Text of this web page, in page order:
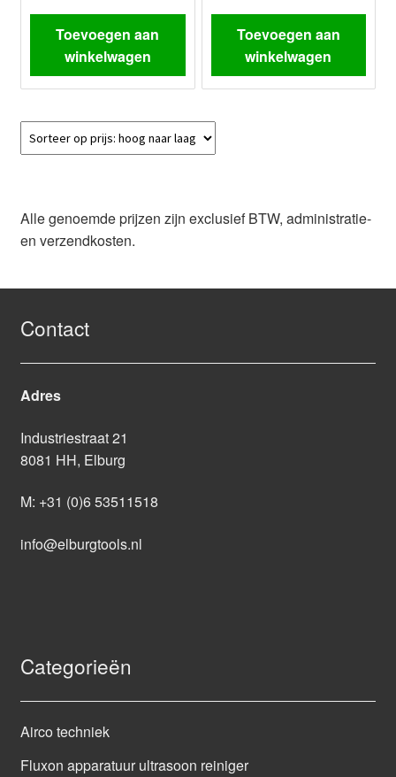
Toevoegen aan
winkelwagen
Toevoegen aan
winkelwagen
Alle genoemde prijzen zijn exclusief BTW, administratie-
en verzendkosten.
Contact
Adres
Industriestraat 21
8081 HH, Elburg
M: +31 (0)6 53511518
info@elburgtools.nl
Categorieën
Airco techniek
Fluxon apparatuur ultrasoon reiniger